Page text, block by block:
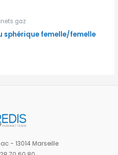
gaz
sphérique femelle/femelle
- 13014 Marseille